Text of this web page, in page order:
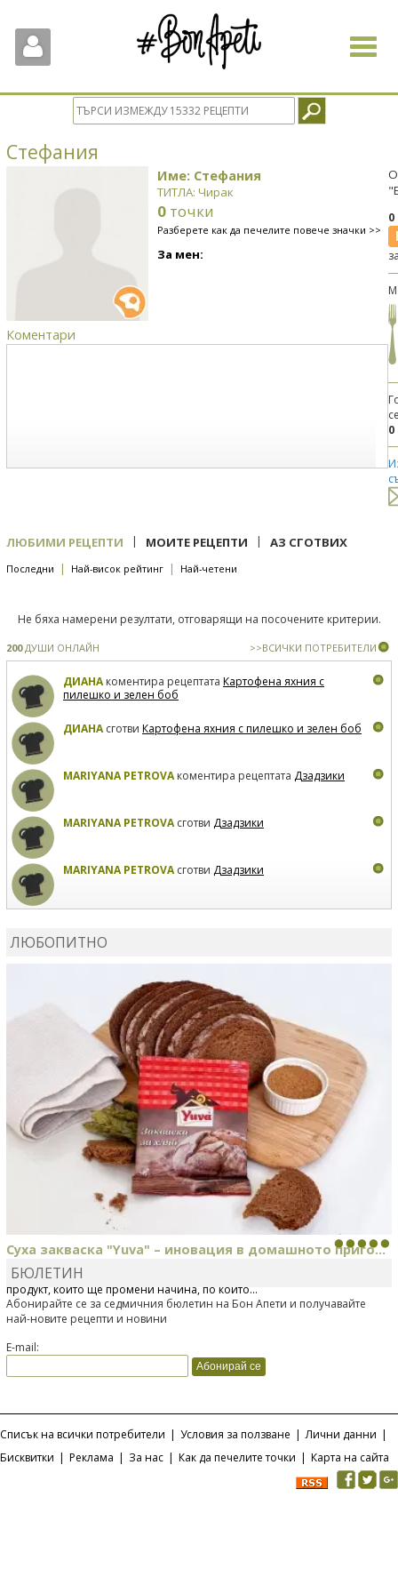
Toggle
Стефания
Име: Стефания
ТИТЛА: Чирак
0 точки
Разберете как да печелите повече значки >>
За мен:
Коментари
0
ЛЮБИМИ РЕЦЕПТИ | МОИТЕ РЕЦЕПТИ | АЗ СГОТВИХ
Последни | Най-висок рейтинг | Най-четени
Не бяха намерени резултати, отговарящи на посочените критерии.
200ДУШИ ОНЛАЙН >>ВСИЧКИ ПОТРЕБИТЕЛИ
ДИАНАкоментира рецептата Картофена яхния с
пилешко и зелен боб
ДИАНАсготви Картофена яхния с пилешко и зелен боб
MARIYANA PETROVAкоментира рецептата Дзадзики
MARIYANA PETROVAсготви Дзадзики
MARIYANA PETROVAсготви Дзадзики
ЛЮБОПИТНО
Суха закваска "Yuva" – иновация в домашното приго...
Отскоро Лесафр България стартира предлагането на изцяло нов
продукт, който ще промени начина, по който...
БЮЛЕТИН
Абонирайте се за седмичния бюлетин на Бон Апети и получавайте
най-новите рецепти и новини
E-mail:
Списък на всички потребители | Условия за ползване | Лични данни |
Бисквитки | Реклама | За нас | Как да печелите точки | Карта на сайта